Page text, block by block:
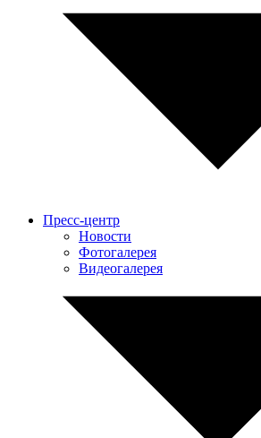
Пресс-центр
Новости
Фотогалерея
Видеогалерея